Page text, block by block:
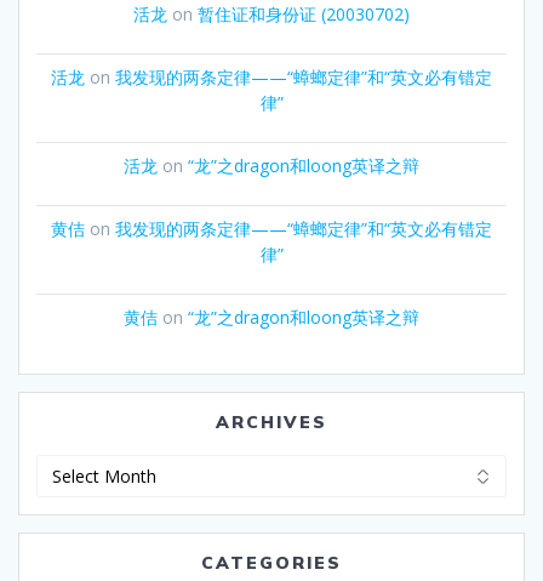
活龙 on 暂住证和身份证 (20030702)
活龙 on 我发现的两条定律——“蟑螂定律”和“英文必有错定
律”
活龙 on “龙”之dragon和loong英译之辩
黄佶 on 我发现的两条定律——“蟑螂定律”和“英文必有错定
律”
黄佶 on “龙”之dragon和loong英译之辩
ARCHIVES
Archives
CATEGORIES